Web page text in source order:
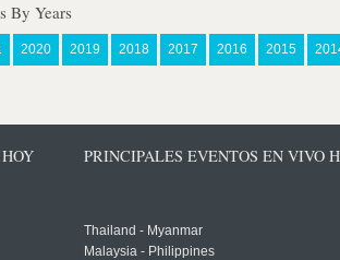
By Years
2020 2019 2018 2017 2016 2015
PRINCIPALES EVENTOS EN VIVO
Thailand - Myanmar
Malaysia - Philippines